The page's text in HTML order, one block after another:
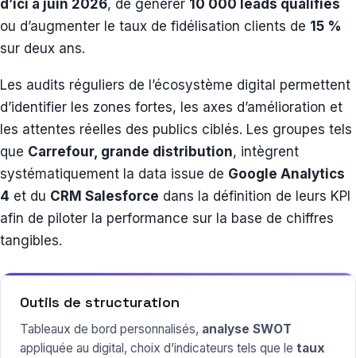
d’ici à juin 2026, de générer 10 000 leads qualifiés
ou d’augmenter le taux de fidélisation clients de 15 %
sur deux ans.
Les audits réguliers de l’écosystème digital permettent
d’identifier les zones fortes, les axes d’amélioration et
les attentes réelles des publics ciblés. Les groupes tels
que Carrefour, grande distribution, intègrent
systématiquement la data issue de Google Analytics
4 et du CRM Salesforce dans la définition de leurs KPI
afin de piloter la performance sur la base de chiffres
tangibles.
Outils de structuration
Tableaux de bord personnalisés, analyse SWOT
appliquée au digital, choix d’indicateurs tels que le taux